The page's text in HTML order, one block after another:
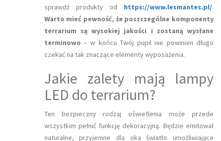
sprawdź produkty od https://www.lesmantes.pl/.
Warto mieć pewność, że poszczególne komponenty
terrarium są wysokiej jakości i zostaną wysłane
terminowo – w końcu Twój pupil nie powinien długo
czekać na tak znaczące elementy wyposażenia.
Jakie zalety mają lampy
LED do terrarium?
Ten bezpieczny rodzaj oświetlenia może przede
wszystkim pełnić funkcję dekoracyjną. Będzie emitował
naturalne, przyjemne dla oka światło umożliwiające